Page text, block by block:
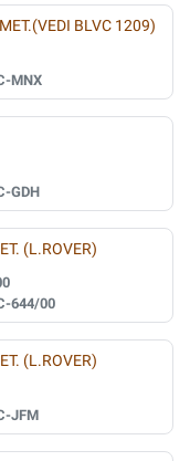
BLVC 1209)
MNX
GDH
(L.ROVER)
644/00
(L.ROVER)
JFM